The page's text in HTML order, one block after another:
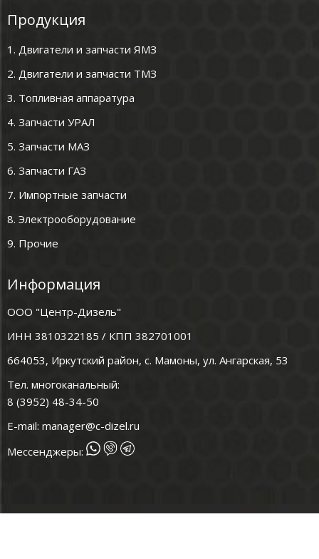
Продукция
1. Двигатели и запчасти ЯМЗ
2. Двигатели и запчасти ТМЗ
3. Топливная аппаратура
4. Запчасти УРАЛ
5. Запчасти МАЗ
6. Запчасти ГАЗ
7. Импортные запчасти
8. Электрооборудование
9. Прочие
Информация
ООО "Центр-Дизель"
ИНН 3810322185 / КПП 382701001
664053, Иркутский район, с. Мамоны, ул. Ангарская, 53
Тел. многоканальный:
8 (3952) 48-34-50
E-mail: manager@c-dizel.ru
Мессенджеры: